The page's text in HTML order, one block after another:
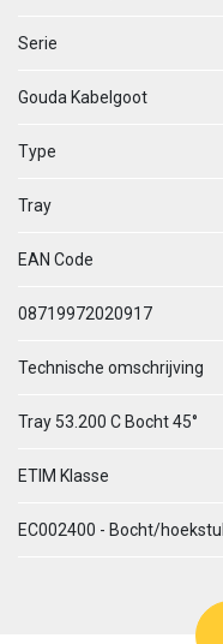
Serie
Gouda Kabelgoot
Type
Tray
EAN Code
08719972020917
Technische omschrijving
Tray 53.200 C Bocht 45°
ETIM Klasse
EC002400 - Bocht/